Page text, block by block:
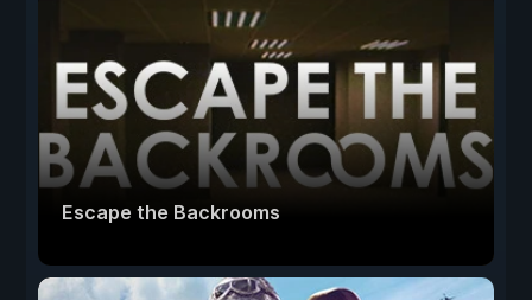
Escape the Backrooms